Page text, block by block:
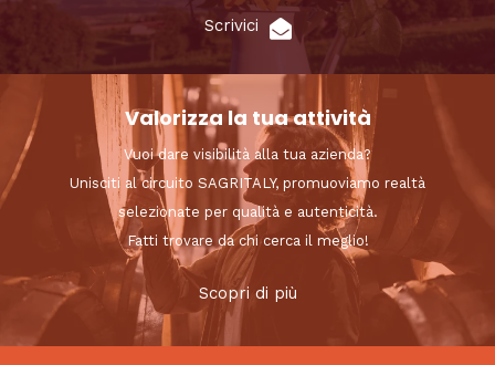
Scrivici
Valorizza la tua attività
Vuoi dare visibilità alla tua azienda?
Unisciti al circuito SAGRITALY, promuoviamo realtà
selezionate per qualità e autenticità.
Fatti trovare da chi cerca il meglio!
Scopri di più